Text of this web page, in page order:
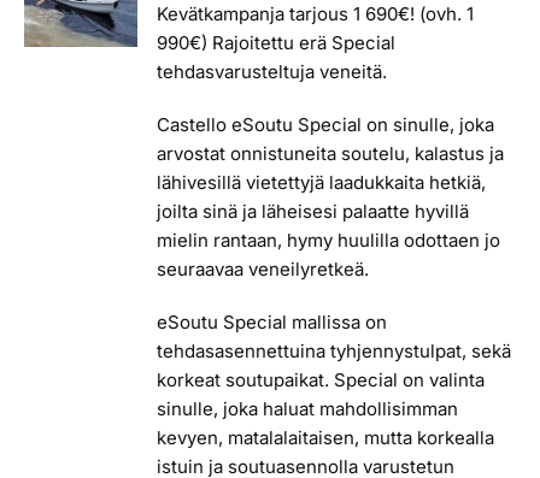
1
990,00 €.
1
690,00 €.
Kevätkampanja tarjous 1 690€! (ovh. 1
990€) Rajoitettu erä Special
tehdasvarusteltuja veneitä.
Castello eSoutu Special on sinulle, joka
arvostat onnistuneita soutelu, kalastus ja
lähivesillä vietettyjä laadukkaita hetkiä,
joilta sinä ja läheisesi palaatte hyvillä
mielin rantaan, hymy huulilla odottaen jo
seuraavaa veneilyretkeä.
eSoutu Special mallissa on
tehdasasennettuina tyhjennystulpat, sekä
korkeat soutupaikat. Special on valinta
sinulle, joka haluat mahdollisimman
kevyen, matalalaitaisen, mutta korkealla
istuin ja soutuasennolla varustetun